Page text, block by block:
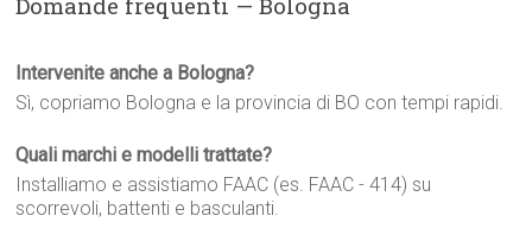
Intervenite anche a Bologna?
Sì, copriamo Bologna e la provincia di BO con tempi rapidi.
Quali marchi e modelli trattate?
Installiamo e assistiamo FAAC (es. FAAC - 414) su
scorrevoli, battenti e basculanti.